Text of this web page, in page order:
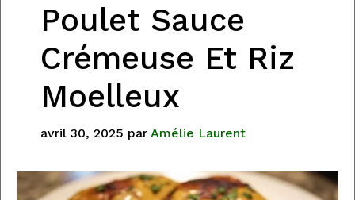
Poulet Sauce
Crémeuse Et Riz
Moelleux
avril 30, 2025 par Amélie Laurent